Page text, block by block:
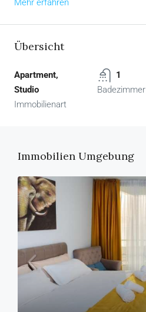
Mehr erfahren
Übersicht
Apartment,
Studio
Immobilienart
1
Badezimmer
Immobilien Umgebung